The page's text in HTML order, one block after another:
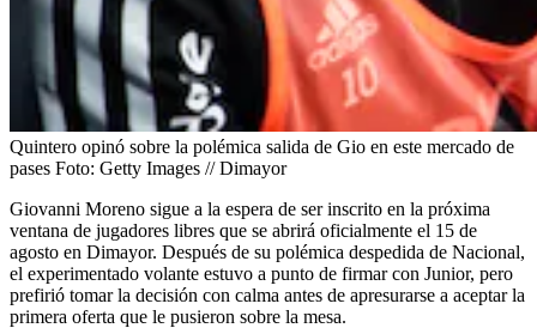
Quintero opinó sobre la polémica salida de Gio en este mercado de
pases Foto: Getty Images // Dimayor
Giovanni Moreno sigue a la espera de ser inscrito en la próxima
ventana de jugadores libres que se abrirá oficialmente el 15 de
agosto en Dimayor. Después de su polémica despedida de Nacional,
el experimentado volante estuvo a punto de firmar con Junior, pero
prefirió tomar la decisión con calma antes de apresurarse a aceptar la
primera oferta que le pusieron sobre la mesa.